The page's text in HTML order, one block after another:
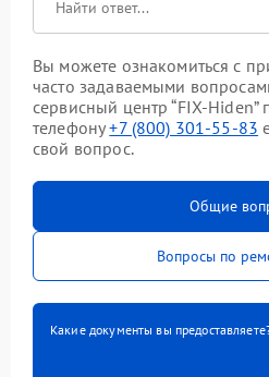
Вы можете ознакомиться с
часто задаваемыми
сервисный центр “FIX-
телефону+7 (800) 301-55-83
свой вопрос.
Общие
Вопросы по
Какие документы вы